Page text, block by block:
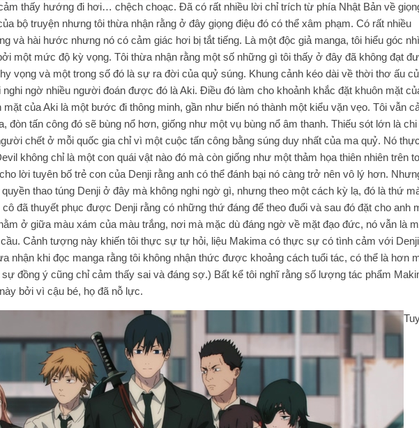
thấy hướng đi hơi… chệch choạc. Đã có rất nhiều lời chỉ trích từ phía Nhật Bản về
bộ truyện nhưng tôi thừa nhận rằng ở đây giọng điệu đó có thể xâm phạm. Có rất nhiều
và hài hước nhưng nó có cảm giác hơi bị tắt tiếng. Là một độc giả manga, tôi hiểu góc
một mức độ kỳ vọng. Tôi thừa nhận rằng một số những gì tôi thấy ở đây đã không đạt
vọng và một trong số đó là sự ra đời của quỷ súng. Khung cảnh kéo dài về thời thơ ấu
nghi ngờ nhiều người đoán được đó là Aki. Điều đó làm cho khoảnh khắc đặt khuôn mặt
mặt của Aki là một bước đi thông minh, gần như biến nó thành một kiểu vặn vẹo. Tôi vẫn
đòn tấn công đó sẽ bùng nổ hơn, giống như một vụ bùng nổ âm thanh. Thiếu sót lớn là chi
chết ở mỗi quốc gia chỉ vì một cuộc tấn công bằng súng duy nhất của ma quỷ. Nó
không chỉ là một con quái vật nào đó mà còn giống như một thảm họa thiên nhiên trên
lời tuyên bố trẻ con của Denji rằng anh có thể đánh bại nó càng trở nên vô lý hơn.
thao túng Denji ở đây mà không nghi ngờ gì, nhưng theo một cách kỳ lạ, đó là thứ
đã thuyết phục được Denji rằng có những thứ đáng để theo đuổi và sau đó đặt cho anh
ở giữa màu xám của màu trắng, nơi mà mặc dù đáng ngờ về mặt đạo đức, nó vẫn là
Cảnh tượng này khiến tôi thực sự tự hỏi, liệu Makima có thực sự có tình cảm với Denji
nhận khi đọc manga rằng tôi không nhận thức được khoảng cách tuổi tác, có thể là hơn
đồng ý cũng chỉ cảm thấy sai và đáng sợ.) Bất kể tôi nghĩ rằng số lượng tác phẩm
bởi vì cậu bé, họ đã nỗ lực.